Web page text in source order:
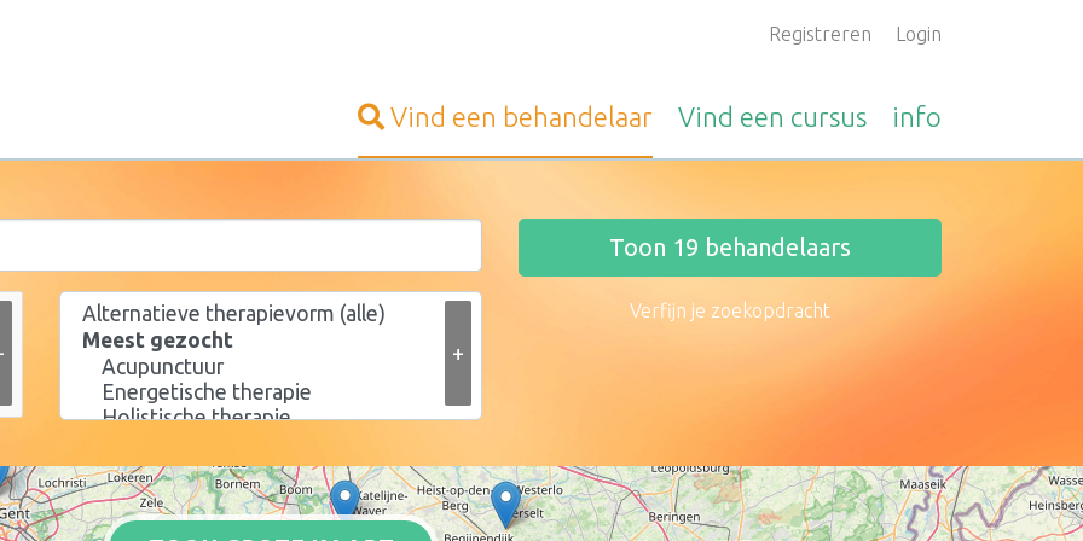
Registreren Login
Vind een behandelaar Vind een cursus info
+
Toon 19 behandelaars
Verfijn je zoekopdracht